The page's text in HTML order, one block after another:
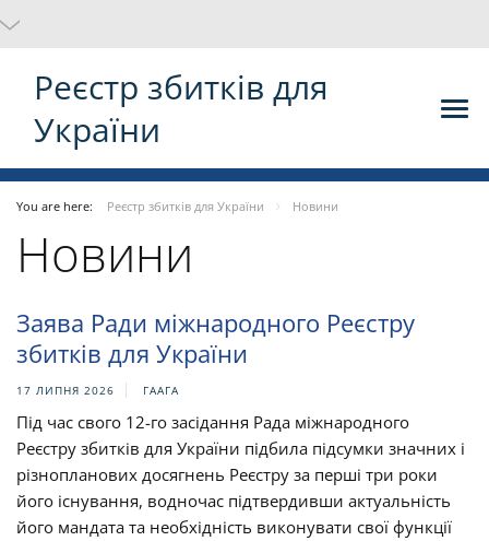
Реєстр збитків для
України
You are here: Реєстр збитків для України Новини
Новини
Заява Ради міжнародного Реєстру
збитків для України
17 ЛИПНЯ 2026 ГААГА
Під час свого 12-го засідання Рада міжнародного
Реєстру збитків для України підбила підсумки значних і
різнопланових досягнень Реєстру за перші три роки
його існування, водночас підтвердивши актуальність
його мандата та необхідність виконувати свої функції